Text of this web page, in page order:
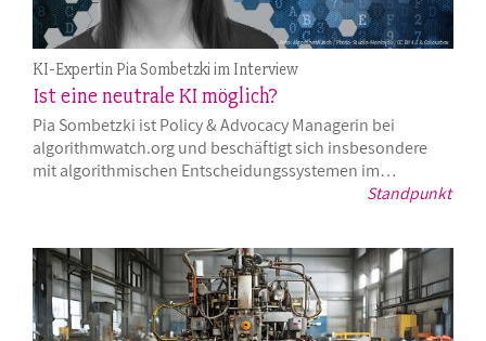
Standpunkt
KI-Expertin Pia Sombetzki im Interview
Ist eine neutrale KI möglich?
Pia Sombetzki ist Policy & Advocacy Managerin bei
algorithmwatch.org und beschäftigt sich insbesondere
mit algorithmischen Entscheidungssystemen im…